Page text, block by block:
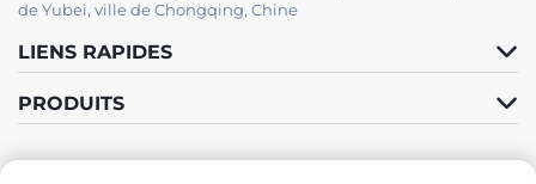
de Yubei, ville de Chongqing, Chine
LIENS RAPIDES
PRODUITS